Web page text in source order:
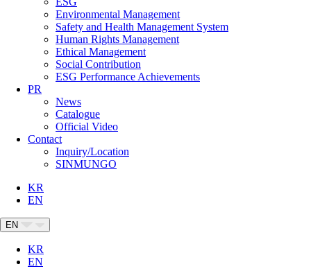
Environmental Management
Safety and Health Management System
Human Rights Management
Ethical Management
Social Contribution
ESG Performance Achievements
PR
News
Catalogue
Official Video
Contact
Inquiry/Location
SINMUNGO
KR
EN
EN
KR
EN